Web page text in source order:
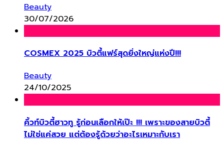
Beauty
30/07/2026
COSMEX 2025 บิวตี้แฟร์สุดยิ่งใหญ่แห่งปี!!!
Beauty
24/10/2025
คิ้วท์บิวตี้ฮาวทู รู้ก่อนเลือกให้เป๊ะ !!! เพราะของสายบิวตี้
ไม่ใช่แค่สวย แต่ต้องรู้ด้วยว่าอะไรเหมาะกับเรา